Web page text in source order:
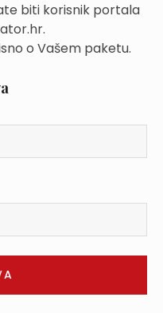
biti korisnik portala
o Vašem paketu.